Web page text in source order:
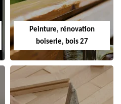
Peinture, rénovation
boiserie, bois 27